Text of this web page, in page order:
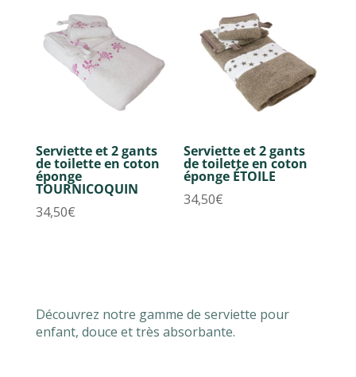
Serviette et 2 gants
de toilette en coton
éponge
TOURNICOQUIN
34,50€
Serviette et 2 gants
de toilette en coton
éponge ÉTOILE
34,50€
Découvrez notre gamme de serviette pour
enfant, douce et très absorbante.